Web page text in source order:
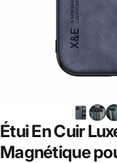
ÉtuiEnCuir
Magnétique